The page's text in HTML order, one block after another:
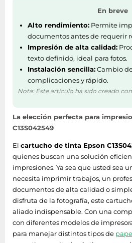
Japón
Peso y dimensiones
Altura 150 mm
Ancho 100 mm
-
En breve
Alto rendimiento: Permite
documentos antes de requerir
Impresión de alta calidad:
texto definido, ideal para fotos.
Instalación sencilla:Cambio
complicaciones y rápido.
Nota: Este artículo ha sido creado
La elección perfecta para
C13S042549
El cartucho de tinta Epson
quienes buscan una solución
impresiones. Ya sea que usted sea
necesita imprimir trabajos, un
documentos de alta calidad o
disfruta de la fotografía, este
aliado indispensable. Con una
con diferentes modelos de
para manejar distintos tipos de